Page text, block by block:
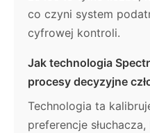
co czyni system
cyfrowej kontroli.
Jak technologia
procesy decyzyjne
Technologia ta
preferencje